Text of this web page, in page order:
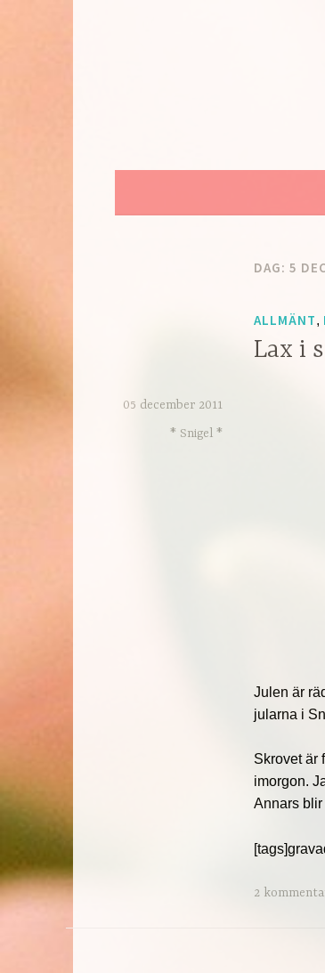
DAG:5
ALLMÄNT,
Lax i
05 december 2011
* Snigel *
Julen är
jularna i
Skrovet är
imorgon.
Annars
2